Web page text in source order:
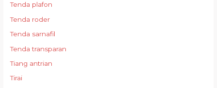
Tenda plafon
Tenda roder
Tenda sarnafil
Tenda transparan
Tiang antrian
Tirai